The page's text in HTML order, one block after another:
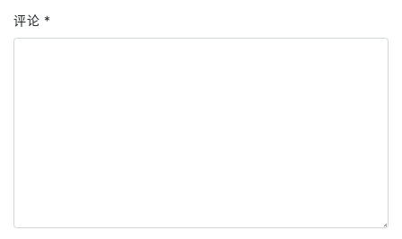
评论 *